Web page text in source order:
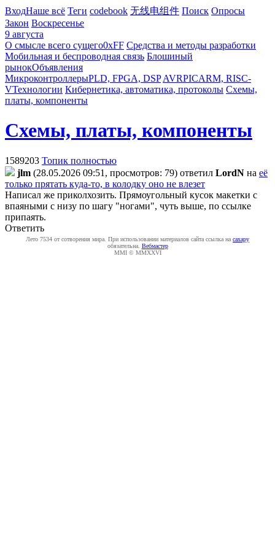
ВходНаше всё Теги codebook 无线电组件 Поиск Опросы
Закон Воскресенье
9 августа
О смысле всего сущего0xFF Средства и методы разработки
Мобильная и беспроводная связь Блошиный
рынокОбъявления
МикроконтроллерыPLD, FPGA, DSP AVRPICARM, RISC-
VТехнологии Кибернетика, автоматика, протоколы Схемы,
платы, компоненты
Схемы, платы, компоненты
1589203 Топик полностью
jlm (28.05.2026 09:51, просмотров: 79) ответил LordN на её
только прятать куда-то, в колодку оно не влезет
Написал же приколхозить. Прямоугольный кусок макетки с
впаяными с низу по шагу "ногами", чуть выше, по ссылке
припаять.
Ответить
Лето 7534 от сотворения мира. При использовании материалов сайта ссылка на caxapу
обязательна. Вебмастер
MMI © MMXXVI